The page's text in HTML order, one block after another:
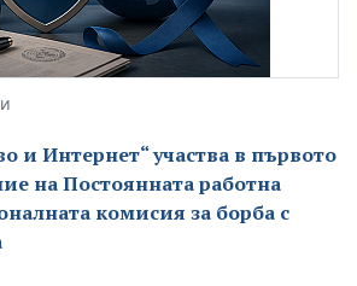
и Интернет“ участва в първото
на Постоянната работна
комисия за борба с